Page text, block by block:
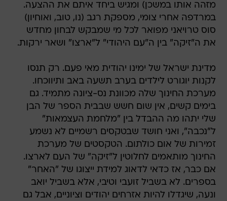
מזהה אותו במשכן) ומגיש ביחד איתם את ההצעה.
במרדפה אחרי צומי, מספקת רגב (נו, טוב, ואוחיון)
סוס טרויאני מפואר לכל מי שמבקש לבחון מחדש
את ה"זיקה" בין ה"עם היהודי" ל"ארצו" ושאר ירקות.
מדינת ישראל של ימינו יהודית מאי פעם. רק תנסו
לקנות יוגורט לילדים בערב תשעה באב ותיווכחו.
מערכת החינוך שלה מכוונת נס-ציונה מתמיד. גם
בימים קשים, אין שום חשש שבבית הספר של הבן
שלי יתהו מה ההבדל בין "מלחמת העצמאות"
ל"נכבה", ואני חושד שבטקסים רשמיים לא נשמע
זמירות של אום כולתום. הטקסטים של מערכת
החינוך מותאמים לחלוטין ל"זיקה" של העם לארצו.
אם כבר, אז כדאי לדאוג למידת ייצוגו של "האחר"
בספרים. לא בשביל זועבי וטיבי, אלא בשביל יואב
ונעה, שיגדלו להיות אזרחים יהודים וציוניים, אבל גם